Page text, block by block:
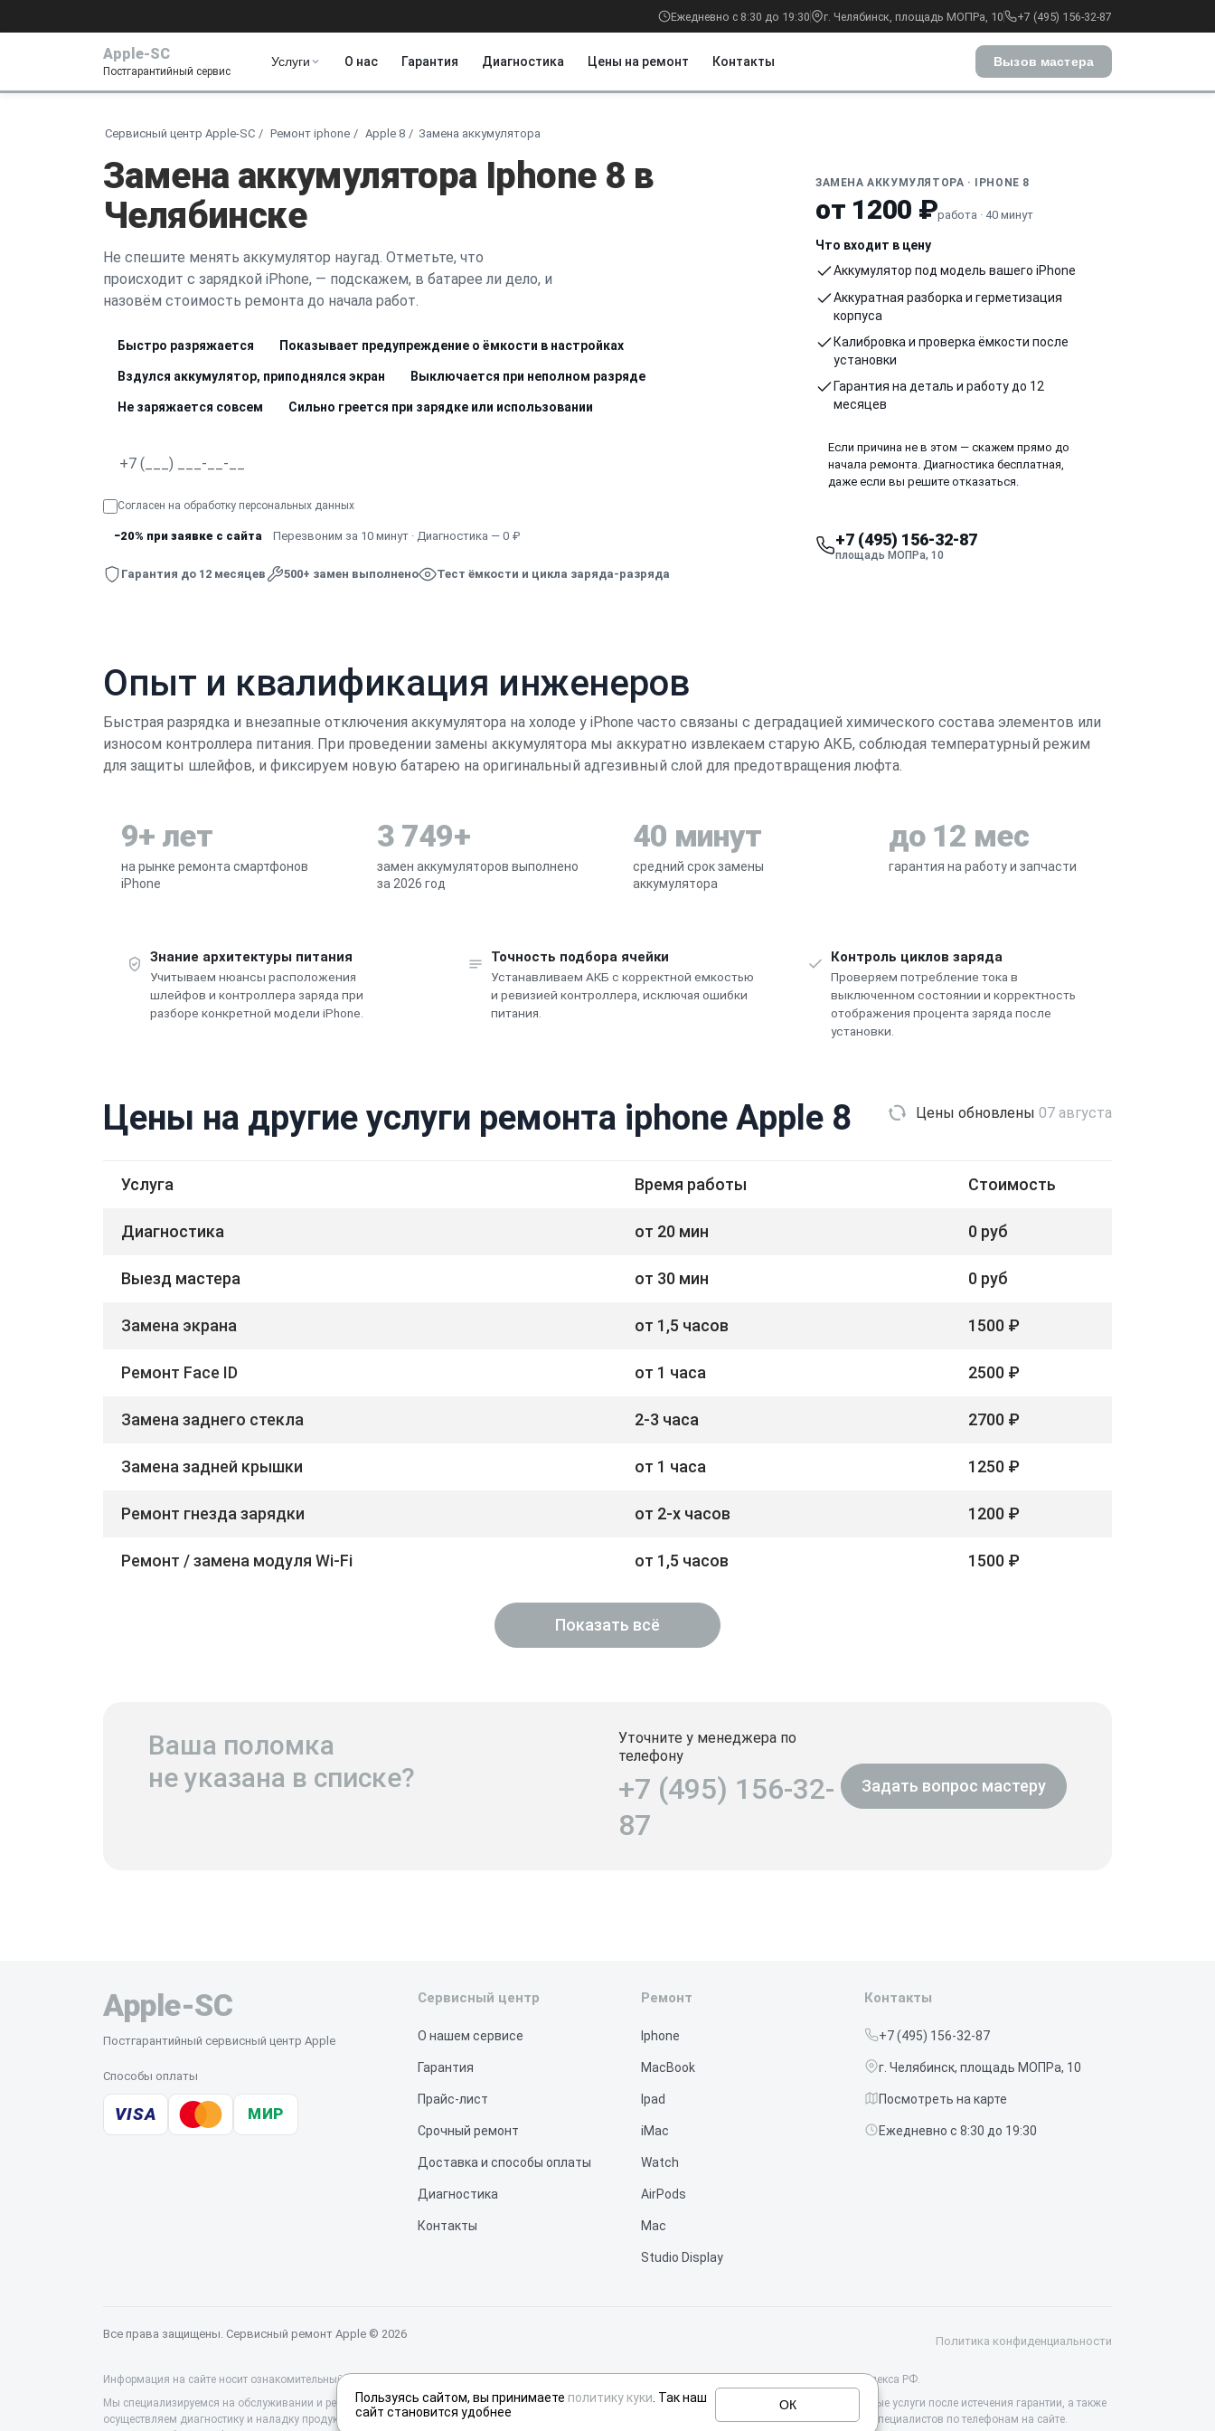
Ежедневно с 8:30 до 19:30 г. Челябинск, площадь МОПРа, 10 +7 (495) 156-32-87
Apple-SC
Постгарантийный сервис
Услуги О нас Гарантия Диагностика Цены на ремонт Контакты Вызов мастера
Сервисный центр Apple-SC Ремонт iphone Apple 8 Замена аккумулятора
Замена аккумулятора Iphone 8 в
Челябинске
Не спешите менять аккумулятор наугад. Отметьте, что
происходит с зарядкой iPhone, — подскажем, в батарее ли дело, и
назовём стоимость ремонта до начала работ.
Быстро разряжается Показывает предупреждение о ёмкости в настройках
Вздулся аккумулятор, приподнялся экран Выключается при неполном разряде
Не заряжается совсем Сильно греется при зарядке или использовании
Согласен на обработку персональных данных
−20% при заявке с сайта Перезвоним за 10 минут · Диагностика — 0 ₽
Гарантия до 12 месяцев 500+ замен выполнено Тест ёмкости и цикла заряда-разряда
ЗАМЕНА АККУМУЛЯТОРА · IPHONE 8
от 1200 ₽работа · 40 минут
Что входит в цену
Аккумулятор под модель вашего iPhone
Аккуратная разборка и герметизация
корпуса
Калибровка и проверка ёмкости после
установки
Гарантия на деталь и работу до 12
месяцев
Если причина не в этом — скажем прямо до
начала ремонта. Диагностика бесплатная,
даже если вы решите отказаться.
+7 (495) 156-32-87
площадь МОПРа, 10
Опыт и квалификация инженеров
Быстрая разрядка и внезапные отключения аккумулятора на холоде у iPhone часто связаны с деградацией химического состава элементов или
износом контроллера питания. При проведении замены аккумулятора мы аккуратно извлекаем старую АКБ, соблюдая температурный режим
для защиты шлейфов, и фиксируем новую батарею на оригинальный адгезивный слой для предотвращения люфта.
9+ лет
на рынке ремонта смартфонов
iPhone
3 749+
замен аккумуляторов выполнено
за 2026 год
40 минут
средний срок замены
аккумулятора
до 12 мес
гарантия на работу и запчасти
Знание архитектуры питания
Учитываем нюансы расположения
шлейфов и контроллера заряда при
разборе конкретной модели iPhone.
Точность подбора ячейки
Устанавливаем АКБ с корректной емкостью
и ревизией контроллера, исключая ошибки
питания.
Контроль циклов заряда
Проверяем потребление тока в
выключенном состоянии и корректность
отображения процента заряда после
установки.
Цены на другие услуги ремонта iphone Apple 8 Цены обновлены 07 августа
Услуга Время работы Стоимость
Диагностика от 20 мин 0 руб
Выезд мастера от 30 мин 0 руб
Замена экрана от 1,5 часов 1500 ₽
Ремонт Face ID от 1 часа 2500 ₽
Замена заднего стекла 2-3 часа 2700 ₽
Замена задней крышки от 1 часа 1250 ₽
Ремонт гнезда зарядки от 2-х часов 1200 ₽
Ремонт / замена модуля Wi-Fi от 1,5 часов 1500 ₽
Показать всё
Ваша поломка
не указана в списке?
Уточните у менеджера по
телефону
+7 (495) 156-32-
87
Задать вопрос мастеру
Apple-SC
Постгарантийный сервисный центр Apple
Способы оплаты
VISA МИР
Сервисный центр
О нашем сервисе
Гарантия
Прайс-лист
Срочный ремонт
Доставка и способы оплаты
Диагностика
Контакты
Ремонт
Iphone
MacBook
Ipad
iMac
Watch
AirPods
Mac
Studio Display
Контакты
+7 (495) 156-32-87
г. Челябинск, площадь МОПРа, 10
Посмотреть на карте
Ежедневно с 8:30 до 19:30
Все права защищены. Сервисный ремонт Apple © 2026
Политика конфиденциальности
Информация на сайте носит ознакомительный характер и не является публичной офертой, определяемой положениями статьи 437 Гражданского кодекса РФ.
Мы специализируемся на обслуживании и ремонте техники Apple, но не являемся их официальным представителем. Предоставляем профессиональные услуги после истечения гарантии, а также
осуществляем диагностику и наладку продукции. Цены на сайте ориентировочные и не являются офертой, актуальную стоимость узнавайте у наших специалистов по телефонам на сайте.
Пользуясь сайтом, вы принимаете политику куки . Так наш
сайт становится удобнее
ОК